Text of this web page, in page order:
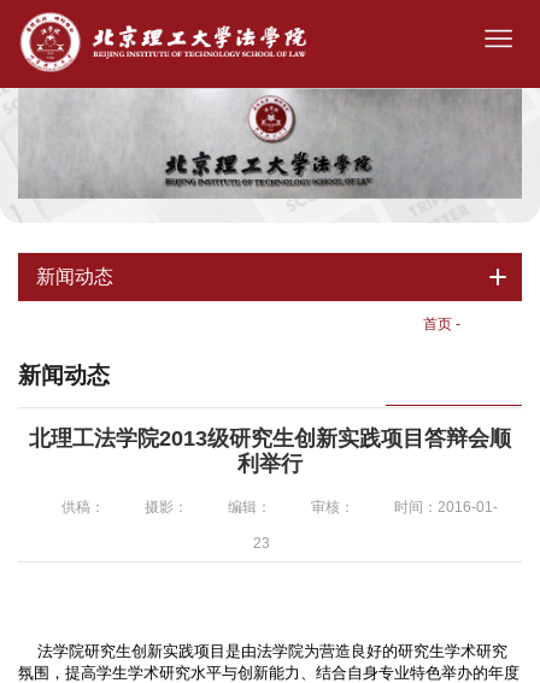
新闻动态
首页 -
新闻动态
北理工法学院2013级研究生创新实践项目答辩会顺
利举行
供稿： 摄影： 编辑： 审核： 时间：2016-01-
23
法学院研究生创新实践项目是由法学院为营造良好的研究生学术研究
氛围，提高学生学术研究水平与创新能力、结合自身专业特色举办的年度